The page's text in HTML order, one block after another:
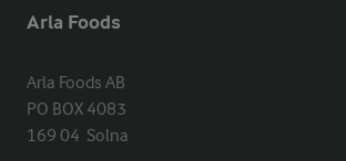
Arla Foods
Arla Foods AB
PO BOX 4083
169 04  Solna